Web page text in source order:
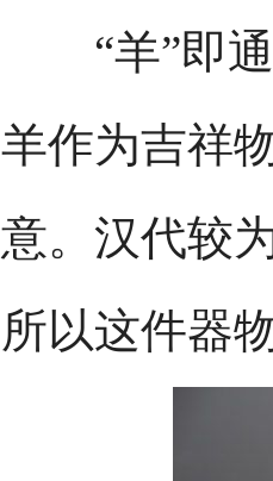
“羊”即通“
羊作为吉祥
意。汉代较
所以这件器